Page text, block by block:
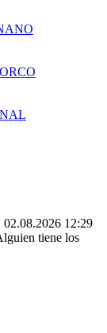
02.08.2026 12:29
tiene los